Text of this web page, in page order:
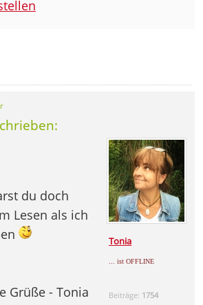
Tonia
... ist OFFLINE
Beiträge: 1754
du doch
Lesen als ich
Grüße - Tonia